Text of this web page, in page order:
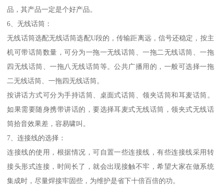
品，其产品一定是个好产品。
6、无线话筒：
无线话筒选配无线话筒选配U段的，传输距离远，信号还稳定，按主
机可带话筒数量，可分为一拖一无线话筒、一拖二无线话筒、一拖
四无线话筒、一拖八无线话筒等。公共广播用的，一般可选择一拖
二无线话筒、一拖四无线话筒。
按讲话方式可分为手持话筒、桌面式话筒、领夹话筒和耳麦话筒。
如果需要随身携带讲话的，要选择耳麦式无线话筒，领夹式无线话
筒拾音效果差，容易啸叫。
7、连接线的选择：
连接线的使用，根据情况，可自置一些连接线，有些连接线采用转
接头形式连接，时间长了，就会出现接触不牢，希望大家在做系统
集成时，尽量焊接牢固些，为维护是省下十倍百倍的功。